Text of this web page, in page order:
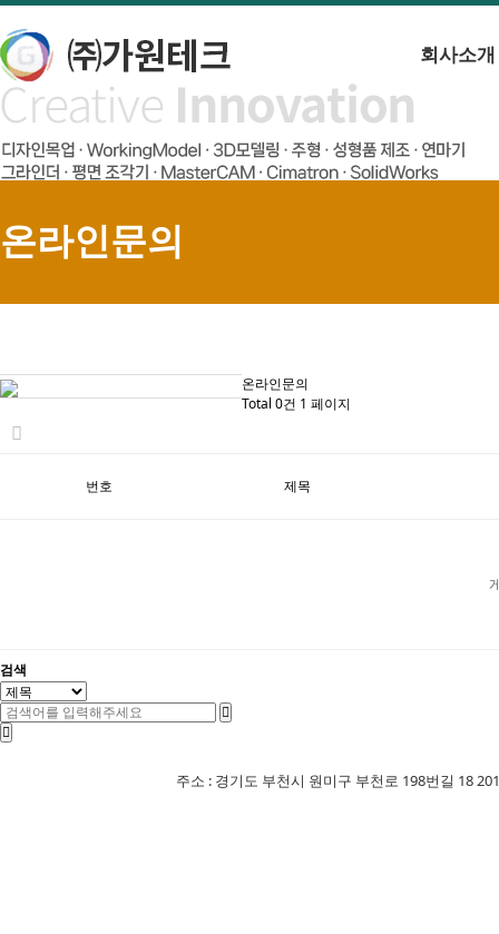
회사소개
온라인문의
온라인문의
Total 0건 1 페이지
번호 제목
검색
주소 : 경기도 부천시 원미구 부천로 198번길